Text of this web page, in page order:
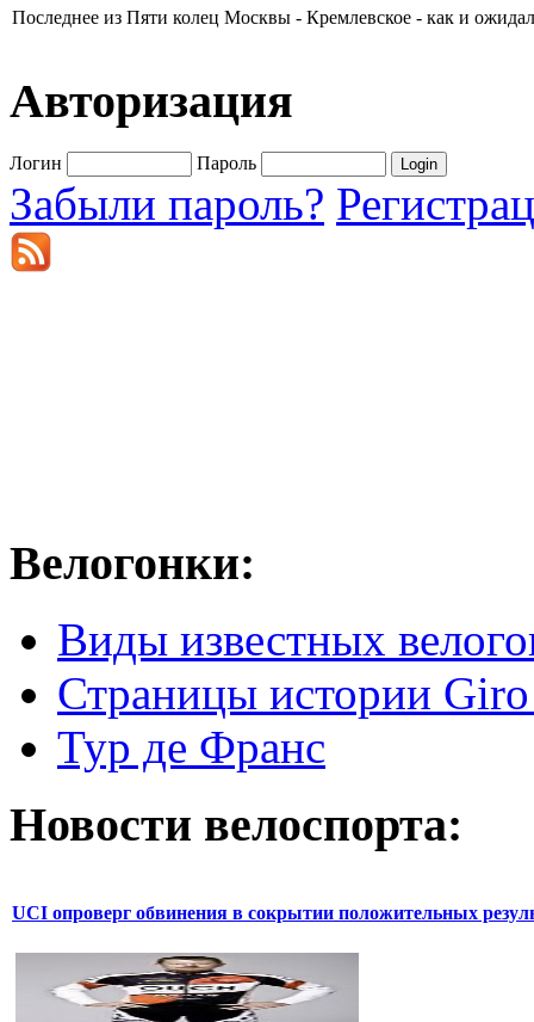
Последнее из Пяти колец Москвы - Кремлевское - как и
Авторизация
Логин Пароль
Забыли пароль?
Велогонки:
Виды известных
Страницы истории
Тур де Франс
Новости велоспорта:
UCI опроверг обвинения в сокрытии положительных